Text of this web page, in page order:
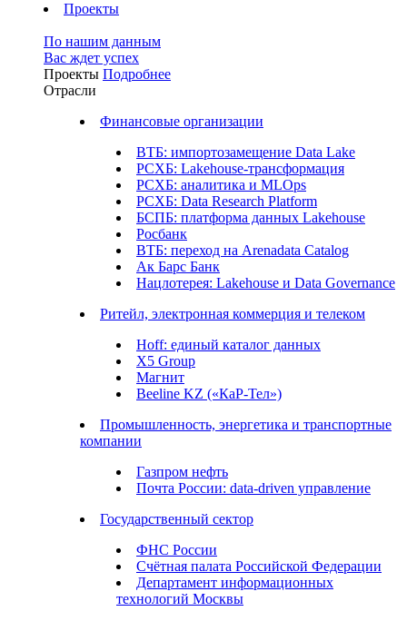
Проекты
По нашим данным
Вас ждет успех
Проекты Подробнее
Отрасли
Финансовые организации
ВТБ: импортозамещение Data Lake
РСХБ: Lakehouse-трансформация
РСХБ: аналитика и MLOps
РСХБ: Data Research Platform
БСПБ: платформа данных Lakehouse
Росбанк
ВТБ: переход на Arenadata Catalog
Ак Барс Банк
Нацлотерея: Lakehouse и Data Governance
Ритейл, электронная коммерция и телеком
Hoff: единый каталог данных
X5 Group
Магнит
Beeline KZ («КаР-Тел»)
Промышленность, энергетика и транспортные
компании
Газпром нефть
Почта России: data-driven управление
Государственный сектор
ФНС России
Счётная палата Российской Федерации
Департамент информационных
технологий Москвы